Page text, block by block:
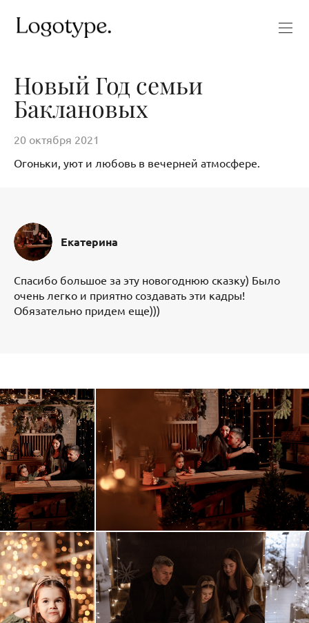
Новый Год семьи
Баклановых
20 октября 2021
Огоньки, уют и любовь в вечерней атмосфере.
Екатерина
Спасибо большое за эту новогоднюю сказку) Было
очень легко и приятно создавать эти кадры!
Обязательно придем еще)))